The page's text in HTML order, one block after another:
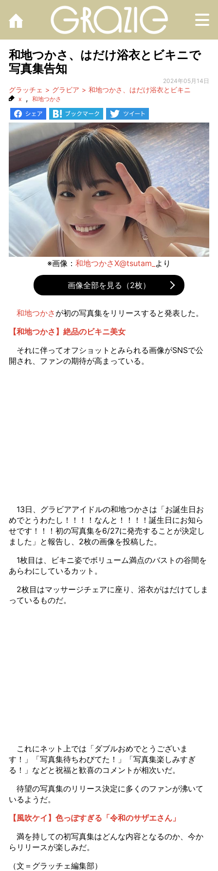
和地つかさ、はだけ浴衣とビキニで
写真集告知
2024年05月14日
グラッチェ グラビア 和地つかさ、はだけ浴衣とビキニ
x , 和地つかさ
※画像： 和地つかさX@tsutam_ より
画像全部を見る（2枚）
和地つかさ が初の写真集をリリースすると発表した。
【和地つかさ】絶品のビキニ美女
それに伴ってオフショットとみられる画像がSNSで公
開され、ファンの期待が高まっている。
13日、グラビアアイドルの和地つかさは「お誕生日お
めでとうわたし！！！！なんと！！！！誕生日にお知ら
せです！！！初の写真集を6/27に発売することが決定し
ました」と報告し、2枚の画像を投稿した。
1枚目は、ビキニ姿でボリューム満点のバストの谷間を
あらわにしているカット。
2枚目はマッサージチェアに座り、浴衣がはだけてしま
っているものだ。
これにネット上では「ダブルおめでとうございま
す！」「写真集待ちわびてた！」「写真集楽しみすぎ
る！」などと祝福と歓喜のコメントが相次いだ。
待望の写真集のリリース決定に多くのファンが沸いて
いるようだ。
【風吹ケイ】色っぽすぎる「令和のサザエさん」
満を持しての初写真集はどんな内容となるのか、今か
らリリースが楽しみだ。
（文＝グラッチェ編集部）